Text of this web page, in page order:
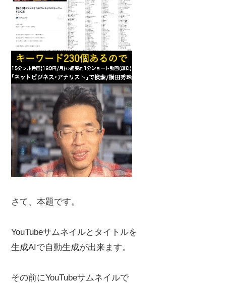
さて、本題です。
YouTubeサムネイルとタイトルを
生成AIで自動生成が出来ます。
その前にYouTubeサムネイルで